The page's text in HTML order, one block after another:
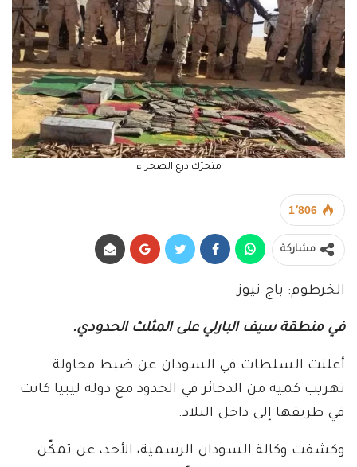
متحرّك درع الصحراء
1٬806
مشاركة
الخرطوم: باج نيوز
في منطقة سيف البارلي على المثلث الحدودي.
أعلنت السلطات في السودان عن ضبط محاولة
تهريب كمية من الذخائر في الحدود مع دولة ليبيا كانت
في طريقها إلى داخل البلاد.
وكشفت وكالة السودان الرسمية، الأحد، عن تمكّن